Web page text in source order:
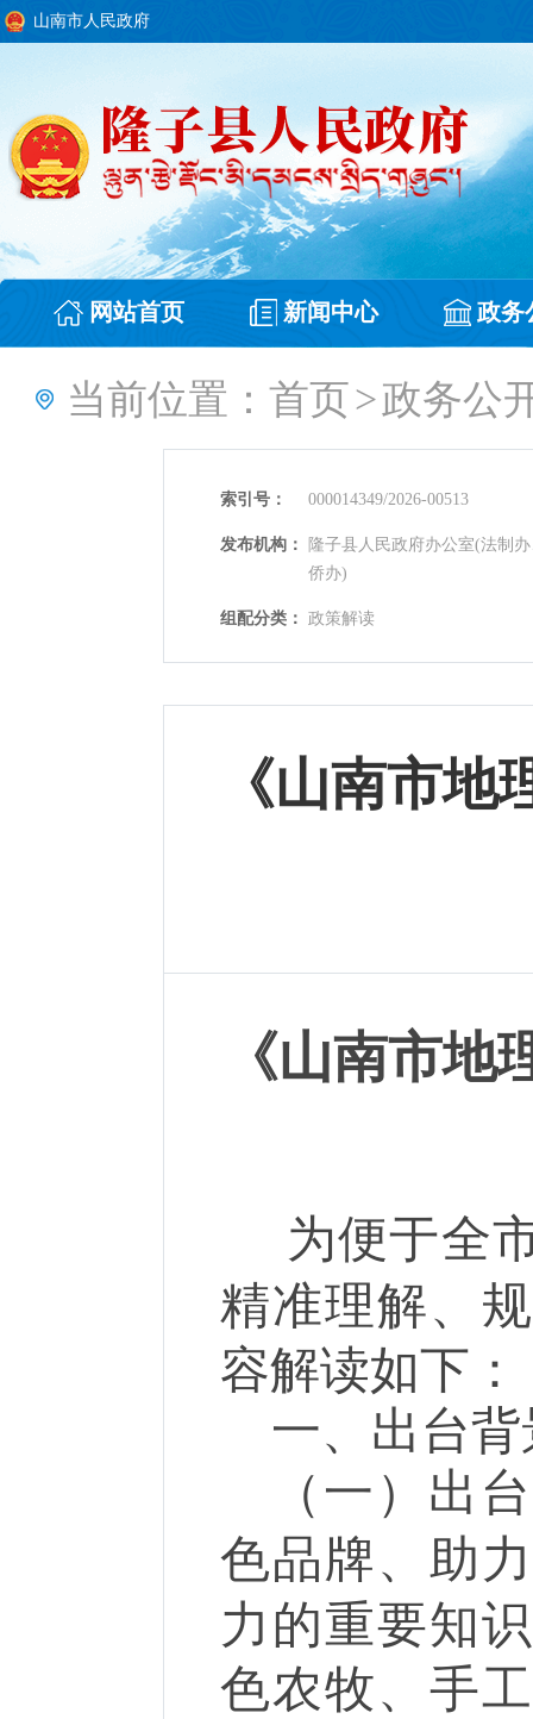
山南市人民政府
网站首页 新闻中心 政务
当前位置： 首页>政务公
索引号： 000014349/2026-00513
发布机构：
隆子县人民政府办公室(法制
侨办)
组配分类： 政策解读
《山南市
《山南市
为便于全
精准理解、
容解读如下：
一、 出台
（一） 出
色品牌、助
力的重要知
色农牧、手